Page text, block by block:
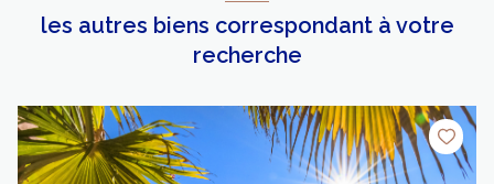
les autres biens correspondant à votre
recherche